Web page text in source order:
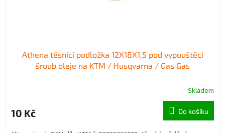
Athena těsnící podložka 12X18X1,5 pod vypouštěcí
šroub oleje na KTM / Husqvarna / Gas Gas
Skladem
10 Kč Do košíku